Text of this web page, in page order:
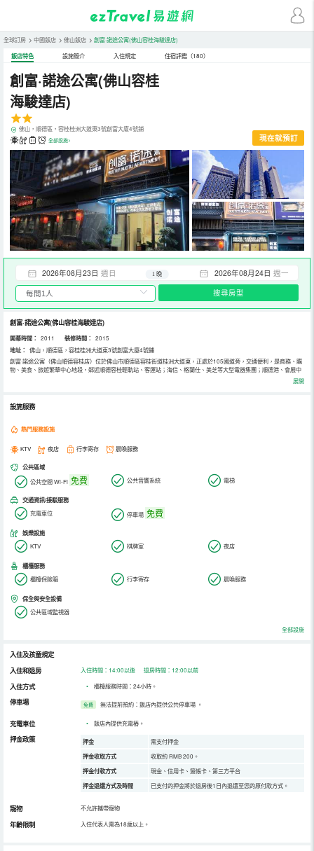
全球訂房 > 中國飯店 > 佛山飯店 > 創富·諾途公寓(佛山容桂海駿達店)
飯店特色 設施簡介 入住規定 住宿評鑑（180）
創富·諾途公寓(佛山容桂
海駿達店)
佛山，順德區，容桂桂洲大道東3號創富大廈4號鋪
全部設施> 現在就預訂
2026年08月23日 週日 2026年08月24日 週一
1 晚
搜尋房型
創富·諾途公寓(佛山容桂海駿達店)
開幕時間： 2011 裝修時間： 2015
地址：
佛山，順德區，容桂桂洲大道東3號創富大廈4號鋪
創富·諾途公寓（佛山順德容桂店）位於佛山市順德區容桂街道桂洲大道東，正處於105國道旁，交通便利，是商務、購
物、美食、旅遊繁華中心地段，鄰近順德容桂輕軌站、客運站；海信、格蘭仕、美芝等大型電器集團；順德港、會展中
心；就近於天佑城、海駿達廣場、萬達廣場、大信廣場等大型購物中心；離尋味順德拍攝點富華美食街更是近在咫尺
（豬雜粥、順德雙皮奶、順德魚皮等等，美食盡情品嚐）；距順德新地標華橋城歡樂PLUS約15分鐘，鄰近旅遊景點還
創富·諾途公寓是一家精品商務高檔型飯店式公寓，內設多種房型客房，同時本飯店公寓內配備可容納280人的多媒體商
務會議中心。無論出差商旅、探親訪友都會是你最好的選擇。本原創富飯店門面重新升級改造完成，並正式更名為創富•
展開
設施服務
熱門服務設施
KTV 夜店 行李寄存 晨喚服務
公共區域
公共空間 Wi-Fi 免費 公共音響系統 電梯
交通資訊/接駁服務
充電車位 停車場 免費
娛樂設施
KTV 棋牌室 夜店
櫃檯服務
櫃檯保險箱 行李寄存 晨喚服務
保全與安全設備
公共區域監視器
全部設施
入住及孩童規定
入住和退房
入住時間：14:00以後 退房時間：12:00以前
入住方式 • 櫃檯服務時間：24小時。
停車場 免費 無法提前預約：飯店內提供公共停車場 。
充電車位 • 飯店內提供充電樁。
押金政策 押金 需支付押金
押金收取方式 收取約 RMB 200。
押金付款方式 現金、信用卡、簽帳卡、第三方平台
押金退還方式及時間 已支付的押金將於退房後1日內退還至您的原付款方式。
寵物 不允許攜帶寵物
年齡限制 入住代表人需為18歲以上。